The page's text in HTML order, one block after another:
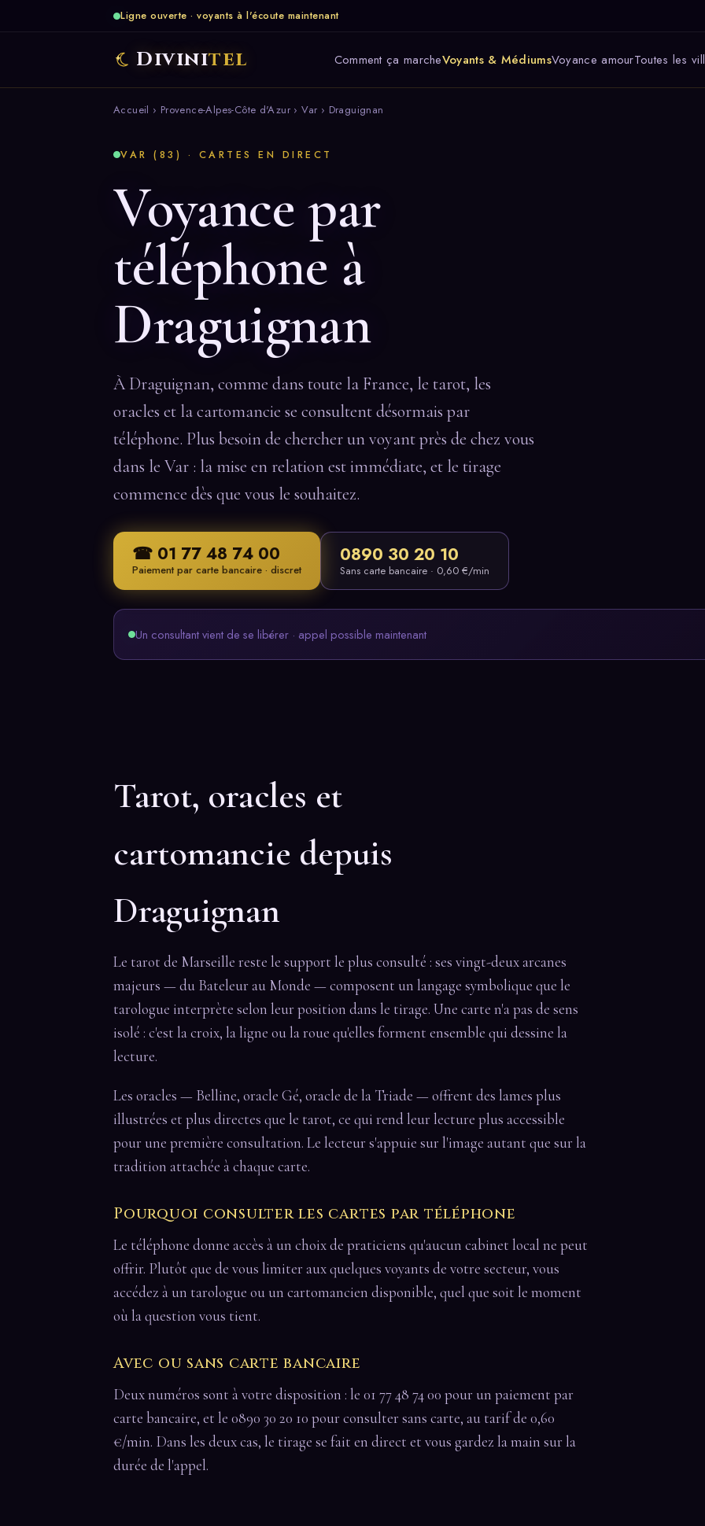
Ligne ouverte · voyants à l'écoute maintenant
Divinitel Comment ça marcheVoyants & MédiumsVoyance amourToutes les
Accueil › Provence-Alpes-Côte d'Azur ›Var › Draguignan
VAR (83) · CARTES EN DIRECT
Voyance par
téléphone à
Draguignan
À Draguignan, comme dans toute la France, le tarot, les
oracles et la cartomancie se consultent désormais par
téléphone. Plus besoin de chercher un voyant près de chez vous
dans le Var : la mise en relation est immédiate, et le tirage
commence dès que vous le souhaitez.
☎ 01 77 48 74 00
Paiement par carte bancaire · discret
0890 30 20 10
Sans carte bancaire · 0,60 €/min
Un consultant vient de se libérer · appel possible maintenant
Tarot, oracles et
cartomancie depuis
Draguignan
Le tarot de Marseille reste le support le plus consulté : ses vingt-deux arcanes
majeurs — du Bateleur au Monde — composent un langage symbolique que le
tarologue interprète selon leur position dans le tirage. Une carte n'a pas de sens
isolé : c'est la croix, la ligne ou la roue qu'elles forment ensemble qui dessine la
lecture.
Les oracles — Belline, oracle Gé, oracle de la Triade — offrent des lames plus
illustrées et plus directes que le tarot, ce qui rend leur lecture plus accessible
pour une première consultation. Le lecteur s'appuie sur l'image autant que sur la
tradition attachée à chaque carte.
Pourquoi consulter les cartes par téléphone
Le téléphone donne accès à un choix de praticiens qu'aucun cabinet local ne peut
offrir. Plutôt que de vous limiter aux quelques voyants de votre secteur, vous
accédez à un tarologue ou un cartomancien disponible, quel que soit le moment
où la question vous tient.
Avec ou sans carte bancaire
Deux numéros sont à votre disposition : le 01 77 48 74 00 pour un paiement par
carte bancaire, et le 0890 30 20 10 pour consulter sans carte, au tarif de 0,60
€/min. Dans les deux cas, le tirage se fait en direct et vous gardez la main sur la
durée de l'appel.